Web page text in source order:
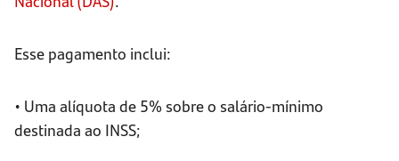
Esse pagamento inclui:
• Uma alíquota de 5% sobre o salário-mínimo
destinada ao INSS;